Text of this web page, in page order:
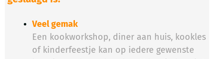
Veel gemak
Een kookworkshop, diner aan huis, kookles
of kinderfeestje kan op iedere gewenste